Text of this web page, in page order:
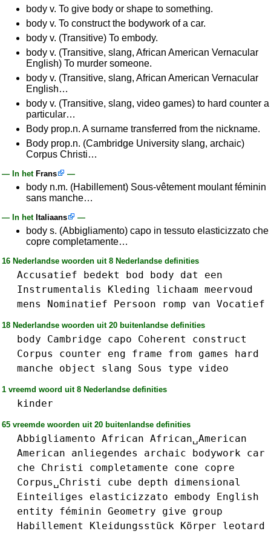
body v. To give body or shape to something.
body v. To construct the bodywork of a car.
body v. (Transitive) To embody.
body v. (Transitive, slang, African American Vernacular
English) To murder someone.
body v. (Transitive, slang, African American Vernacular
English…
body v. (Transitive, slang, video games) to hard counter a
particular…
Body prop.n. A surname transferred from the nickname.
Body prop.n. (Cambridge University slang, archaic)
Corpus Christi…
— In het Frans —
body n.m. (Habillement) Sous-vêtement moulant féminin
sans manche…
— In het Italiaans —
body s. (Abbigliamento) capo in tessuto elasticizzato che
copre completamente…
16 Nederlandse woorden uit 8 Nederlandse definities
Accusatief bedekt bod body dat
een
Instrumentalis
Kleding lichaam meervoud
mens
Nominatief Persoon romp van Vocatief
18 Nederlandse woorden uit 20 buitenlandse definities
body Cambridge capo Coherent
construct
Corpus
counter eng frame from games
hard
manche
object slang Sous type video
1 vreemd woord uit 8 Nederlandse definities
kinder
65 vreemde woorden uit 20 buitenlandse definities
Abbigliamento African African␣American
American
anliegendes archaic bodywork car
che
Christi completamente cone
copre
Corpus␣Christi
cube depth
dimensional
Einteiliges
elasticizzato embody
English
entity
féminin Geometry give
group
Habillement
Kleidungsstück Körper
leotard